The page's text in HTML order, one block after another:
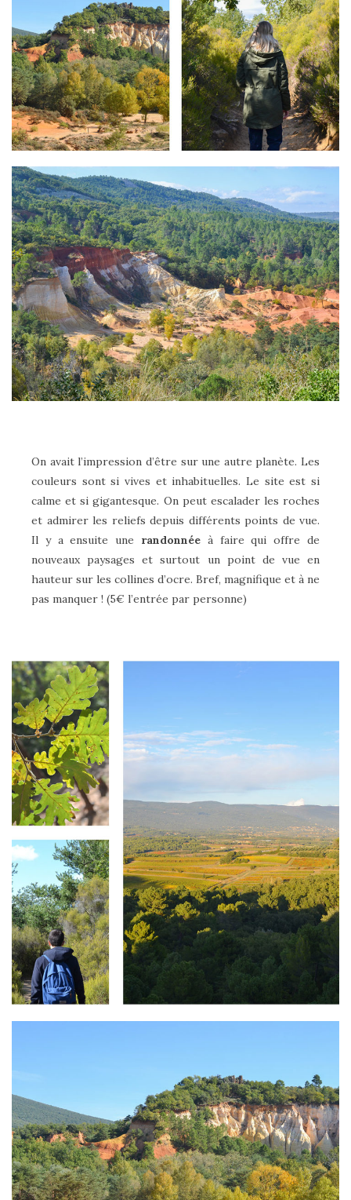
On avait l’impression d’être sur une autre planète. Les
couleurs sont si vives et inhabituelles. Le site est si
calme et si gigantesque. On peut escalader les roches
et admirer les reliefs depuis différents points de vue.
Il y a ensuite une randonnée à faire qui offre de
nouveaux paysages et surtout un point de vue en
hauteur sur les collines d’ocre. Bref, magnifique et à ne
pas manquer ! (5€ l’entrée par personne)